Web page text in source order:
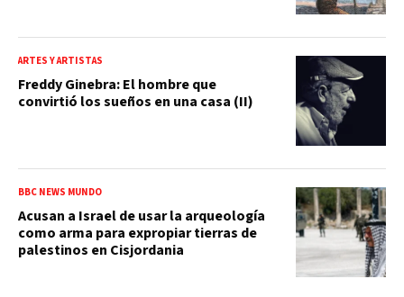
ARTES Y ARTISTAS
Freddy Ginebra: El hombre que
convirtió los sueños en una casa (II)
BBC NEWS MUNDO
Acusan a Israel de usar la arqueología
como arma para expropiar tierras de
palestinos en Cisjordania